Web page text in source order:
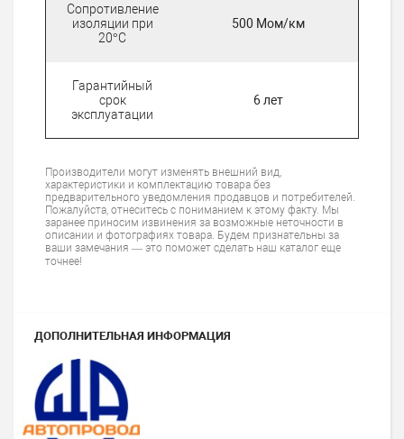
Сопротивление
изоляции при
20°С
500 Мом/км
Гарантийный
срок
эксплуатации
6 лет
Производители могут изменять внешний вид,
характеристики и комплектацию товара без
предварительного уведомления продавцов и потребителей.
Пожалуйста, отнеситесь с пониманием к этому факту. Мы
заранее приносим извинения за возможные неточности в
описании и фотографиях товара. Будем признательны за
ваши замечания — это поможет сделать наш каталог еще
точнее!
ДОПОЛНИТЕЛЬНАЯ ИНФОРМАЦИЯ